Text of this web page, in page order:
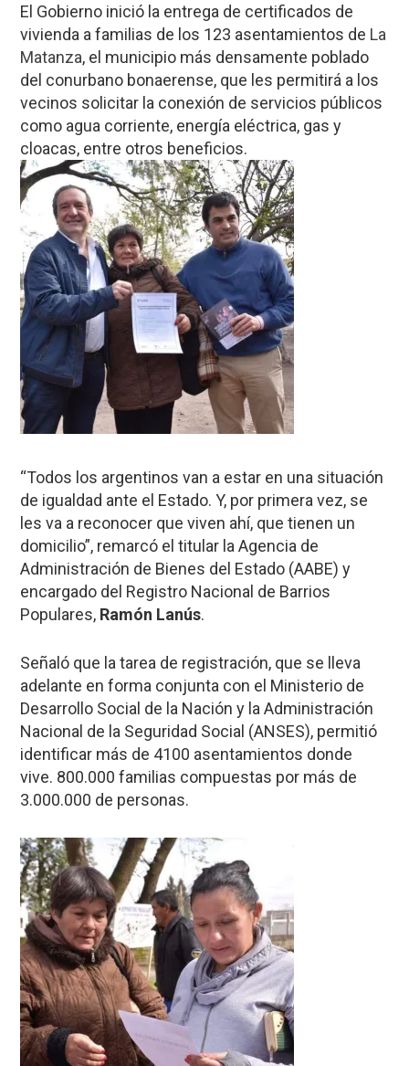
El Gobierno inició la entrega de certificados de
vivienda a familias de los 123 asentamientos de La
Matanza, el municipio más densamente poblado
del conurbano bonaerense, que les permitirá a los
vecinos solicitar la conexión de servicios públicos
como agua corriente, energía eléctrica, gas y
cloacas, entre otros beneficios.
“Todos los argentinos van a estar en una situación
de igualdad ante el Estado. Y, por primera vez, se
les va a reconocer que viven ahí, que tienen un
domicilio”, remarcó el titular la Agencia de
Administración de Bienes del Estado (AABE) y
encargado del Registro Nacional de Barrios
Populares, Ramón Lanús.
Señaló que la tarea de registración, que se lleva
adelante en forma conjunta con el Ministerio de
Desarrollo Social de la Nación y la Administración
Nacional de la Seguridad Social (ANSES), permitió
identificar más de 4100 asentamientos donde
vive. 800.000 familias compuestas por más de
3.000.000 de personas.